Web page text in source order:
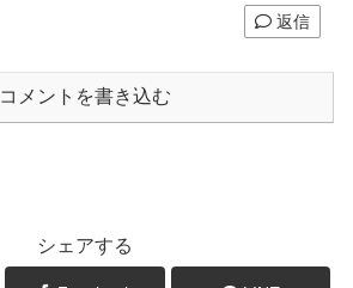
返信
コメントを書き込む
シェアする